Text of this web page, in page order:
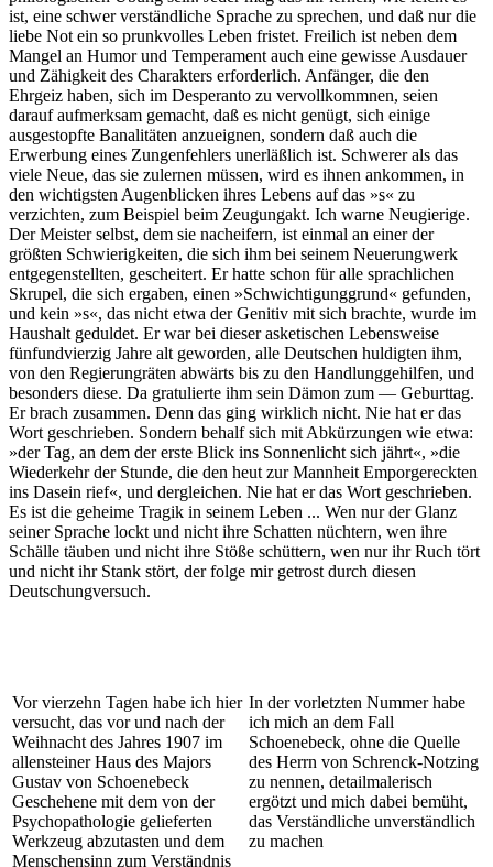
ist, eine schwer verständliche Sprache zu sprechen, und daß nur die
liebe Not ein so prunkvolles Leben fristet. Freilich ist neben dem
Mangel an Humor und Temperament auch eine gewisse Ausdauer
und Zähigkeit des Charakters erforderlich. Anfänger, die den
Ehrgeiz haben, sich im Desperanto zu vervollkommnen, seien
darauf aufmerksam gemacht, daß es nicht genügt, sich einige
ausgestopfte Banalitäten anzueignen, sondern daß auch die
Erwerbung eines Zungenfehlers unerläßlich ist. Schwerer als das
viele Neue, das sie zulernen müssen, wird es ihnen ankommen, in
den wichtigsten Augenblicken ihres Lebens auf das »s« zu
verzichten, zum Beispiel beim Zeugungakt. Ich warne Neugierige.
Der Meister selbst, dem sie nacheifern, ist einmal an einer der
größten Schwierigkeiten, die sich ihm bei seinem Neuerungwerk
entgegenstellten, gescheitert. Er hatte schon für alle sprachlichen
Skrupel, die sich ergaben, einen »Schwichtigunggrund« gefunden,
und kein »s«, das nicht etwa der Genitiv mit sich brachte, wurde im
Haushalt geduldet. Er war bei dieser asketischen Lebensweise
fünfundvierzig Jahre alt geworden, alle Deutschen huldigten ihm,
von den Regierungräten abwärts bis zu den Handlunggehilfen, und
besonders diese. Da gratulierte ihm sein Dämon zum — Geburttag.
Er brach zusammen. Denn das ging wirklich nicht. Nie hat er das
Wort geschrieben. Sondern behalf sich mit Abkürzungen wie etwa:
»der Tag, an dem der erste Blick ins Sonnenlicht sich jährt«, »die
Wiederkehr der Stunde, die den heut zur Mannheit Emporgereckten
ins Dasein rief«, und dergleichen. Nie hat er das Wort geschrieben.
Es ist die geheime Tragik in seinem Leben ... Wen nur der Glanz
seiner Sprache lockt und nicht ihre Schatten nüchtern, wen ihre
Schälle täuben und nicht ihre Stöße schüttern, wen nur ihr Ruch tört
und nicht ihr Stank stört, der folge mir getrost durch diesen
Deutschungversuch.
Vor vierzehn Tagen habe ich hier
versucht, das vor und nach der
Weihnacht des Jahres 1907 im
allensteiner Haus des Majors
Gustav von Schoenebeck
Geschehene mit dem von der
Psychopathologie gelieferten
Werkzeug abzutasten und dem
Menschensinn zum Verständnis
In der vorletzten Nummer habe
ich mich an dem Fall
Schoenebeck, ohne die Quelle
des Herrn von Schrenck-Notzing
zu nennen, detailmalerisch
ergötzt und mich dabei bemüht,
das Verständliche unverständlich
zu machen